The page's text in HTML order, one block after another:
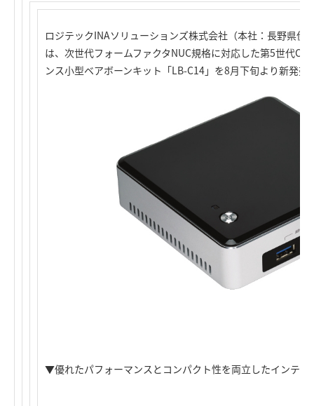
ロジテックINAソリューションズ株式会社（本社：長野県伊
は、次世代フォームファクタNUC規格に対応した第5世代
ンス小型ベアボーンキット「LB-C14」を8月下旬より新発売
▼優れたパフォーマンスとコンパクト性を両立したインテル